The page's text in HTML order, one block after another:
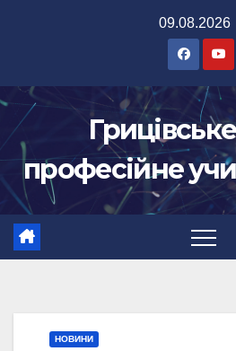
09.08.2026
професійне
НОВИНИ